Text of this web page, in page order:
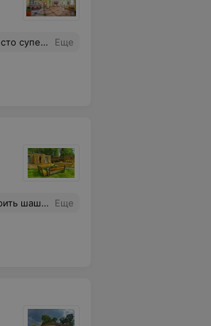
большое спасибо вам. :)) Еще
"Олимпиец"не появиться свободная дата .Не советую сотрудничать с этой организацией. Обходите это место. Еще